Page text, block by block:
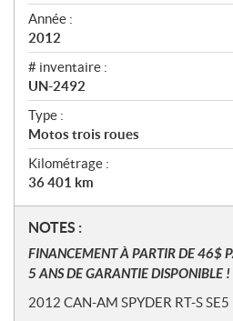
Année :
2012
# inventaire :
UN-2492
Type :
Motos trois roues
Kilométrage :
36 401 km
N
o
t
s
NOTES :
FINANCEMENT À PARTIR DE 46$
5 ANS DE GARANTIE DISPONIBLE !
2012 CAN-AM SPYDER RT-S SE5